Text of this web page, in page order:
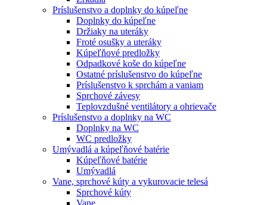
Príslušenstvo a doplnky do kúpeľne
Doplnky do kúpeľne
Držiaky na uteráky
Froté osušky a uteráky
Kúpeľňové predložky
Odpadkové koše do kúpeľne
Ostatné príslušenstvo do kúpeľne
Príslušenstvo k sprchám a vaniam
Sprchové závesy
Teplovzdušné ventilátory a ohrievače
Príslušenstvo a doplnky na WC
Doplnky na WC
WC predložky
Umývadlá a kúpeľňové batérie
Kúpeľňové batérie
Umývadlá
Vane, sprchové kúty a vykurovacie telesá
Sprchové kúty
Vane